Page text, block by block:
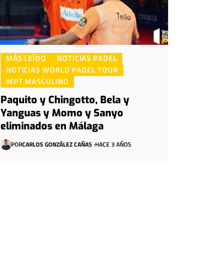
MÁS LEÍDO
NOTICIAS PADEL
NOTICIAS WORLD PADEL TOUR
WPT MASCULINO
Paquito y Chingotto, Bela y
Yanguas y Momo y Sanyo
eliminados en Málaga
PORCARLOS GONZÁLEZ CAÑAS HACE 3 AÑOS